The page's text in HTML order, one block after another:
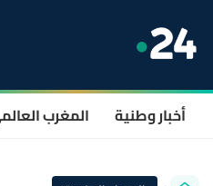
أخبار وطنية المغرب